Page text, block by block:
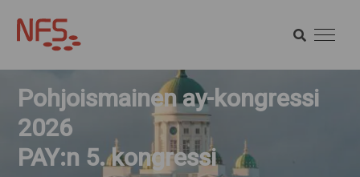
Pohjoismainen ay-kongressi
2026
PAY:n 5. kongressi